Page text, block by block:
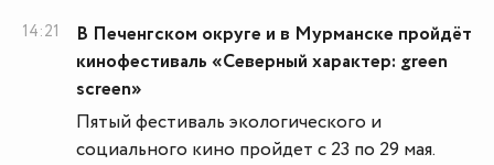
14:21
В Печенгском округе и в Мурманске пройдёт
кинофестиваль «Северный характер: green
screen»
Пятый фестиваль экологического и
социального кино пройдет с 23 по 29 мая.